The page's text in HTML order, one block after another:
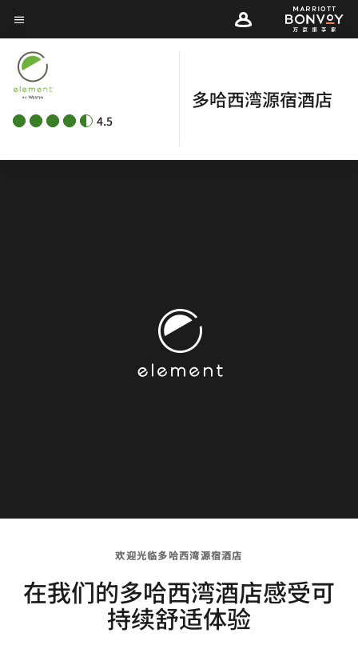
Skip
to
main
content
菜单文本
4.5
多哈西湾源宿酒店
欢迎光临多哈西湾源宿酒店
在我们的多哈西湾酒店感受可
持续舒适体验